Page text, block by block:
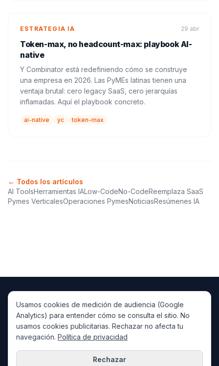
ESTRATEGIA IA 29 abr
Token-max, no headcount-max: playbook AI-
native
Y Combinator está redefiniendo cómo se construye
una empresa en 2026. Las PyMEs latinas tienen una
ventaja brutal: cero legacy SaaS, cero jerarquías
inflamadas. Aquí el playbook concreto.
ai-native yc token-max
← Todos los artículos
AI ToolsHerramientas IALow-CodeNo-CodeReemplaza SaaS
Pymes VerticalesOperaciones PymesNoticiasResúmenes IA
IA PlataformaIA
IA, low-code/AI y automatización para LatAm y España.
ArtículosResúmenes IACasos de ÉxitoKreante
Usamos cookies de medición de audiencia (Google
Analytics) para entender cómo se consulta el sitio. No
usamos cookies publicitarias. Rechazar no afecta tu
navegación. Política de privacidad
Rechazar